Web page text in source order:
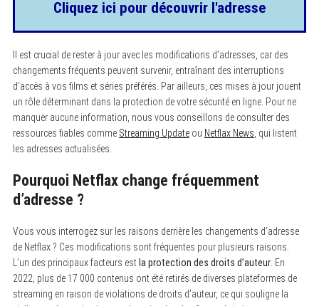
Cliquez ici pour découvrir l'adresse
Il est crucial de rester à jour avec les modifications d’adresses, car des
changements fréquents peuvent survenir, entraînant des interruptions
d’accès à vos films et séries préférés. Par ailleurs, ces mises à jour jouent
un rôle déterminant dans la protection de votre sécurité en ligne. Pour ne
manquer aucune information, nous vous conseillons de consulter des
ressources fiables comme Streaming Updateou Netflax News , qui listent
les adresses actualisées.
Pourquoi Netflax change fréquemment
d’adresse ?
Vous vous interrogez sur les raisons derrière les changements d’adresse
de Netflax ? Ces modifications sont fréquentes pour plusieurs raisons.
L’un des principaux facteurs est la protection des droits d’auteur. En
2022, plus de 17 000 contenus ont été retirés de diverses plateformes de
streaming en raison de violations de droits d’auteur, ce qui souligne la